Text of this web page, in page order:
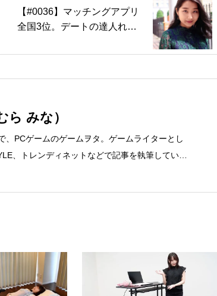
【#0036】マッチングアプリ
全国3位。デートの達人れん
ーションのコツ
ら みな）
、PCゲームのゲームヲタ。ゲームライターとし
、トレンディネットなどで記事を執筆していま